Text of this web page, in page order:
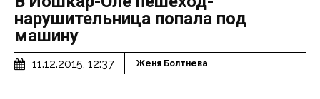
нарушительница попала под
машину
11.12.2015, 12:37 Женя Болтнева